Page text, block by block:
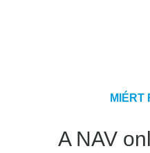
MIÉRT
A NAV